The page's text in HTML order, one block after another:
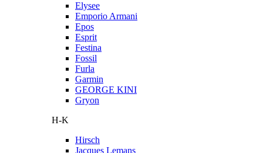
Elysee
Emporio Armani
Epos
Esprit
Festina
Fossil
Furla
Garmin
GEORGE KINI
Gryon
H-K
Hirsch
Jacques Lemans